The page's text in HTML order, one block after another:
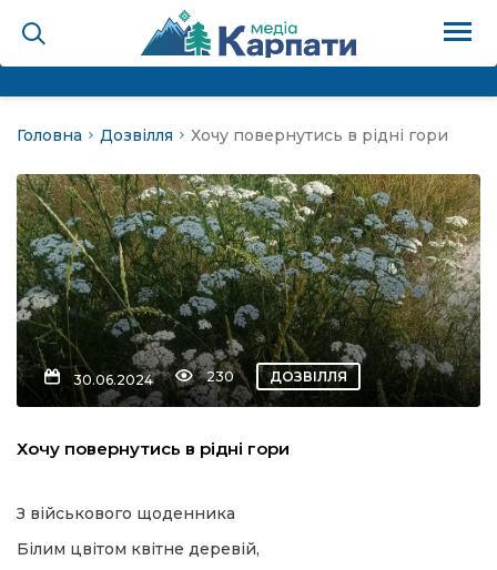
голос гірського
холєра, шо вповідає
Героям!
Головна Дозвілля Хочу повернутись в рідні гори
30.06.2024 230 ДОЗВІЛЛЯ
Хочу повернутись в рідні гори
З військового щоденника
Білим цвітом квітне деревій,